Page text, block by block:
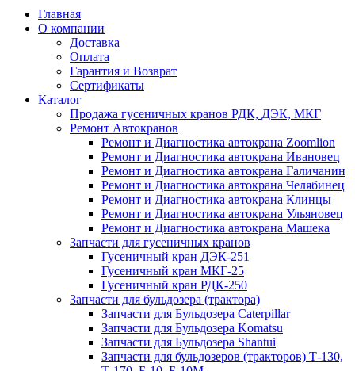
Главная
О компании
Доставка
Оплата
Гарантия и Возврат
Сертификаты
Каталог
Продажа гусеничных кранов РДК, ДЭК, МКГ
Ремонт Автокранов
Ремонт и Диагностика автокрана Zoomlion
Ремонт и Диагностика автокрана Ивановец
Ремонт и Диагностика автокрана Галичанин
Ремонт и Диагностика автокрана Челябинец
Ремонт и Диагностика автокрана Клинцы
Ремонт и Диагностика автокрана Ульяновец
Ремонт и Диагностика автокрана Машека
Запчасти для гусеничных кранов
Гусеничный кран ДЭК-251
Гусеничный кран МКГ-25
Гусеничный кран РДК-250
Запчасти для бульдозера (трактора)
Запчасти для Бульдозера Caterpillar
Запчасти для Бульдозера Komatsu
Запчасти для Бульдозера Shantui
Запчасти для бульдозеров (тракторов) Т-130,